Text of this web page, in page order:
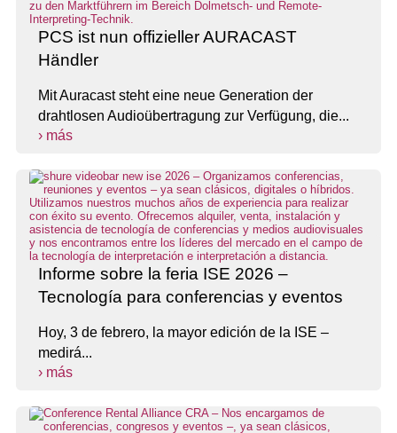
PCS ist nun offizieller AURACAST
Händler
Mit Auracast steht eine neue Generation der
drahtlosen Audioübertragung zur Verfügung, die...
› más
Informe sobre la feria ISE 2026 –
Tecnología para conferencias y eventos
Hoy, 3 de febrero, la mayor edición de la ISE –
medirá...
› más